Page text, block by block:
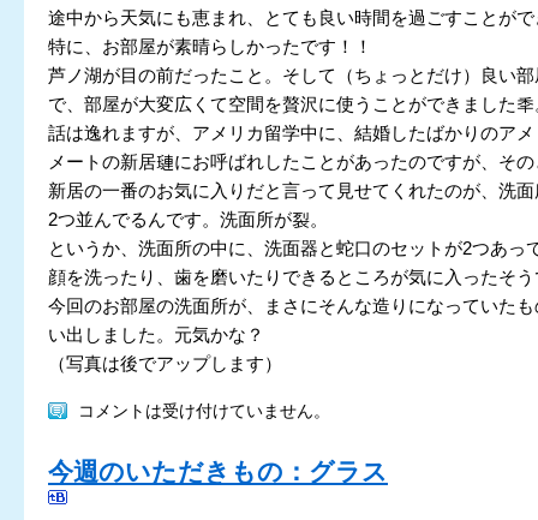
途中から天気にも恵まれ、とても良い時間を過ごすことが
特に、お部屋が素晴らしかったです！！
芦ノ湖が目の前だったこと。そして（ちょっとだけ）良い
で、部屋が大変広くて空間を贅沢に使うことができました秊
話は逸れますが、アメリカ留学中に、結婚したばかりのア
メートの新居璉にお呼ばれしたことがあったのですが、そ
新居の一番のお気に入りだと言って見せてくれたのが、洗
2つ並んでるんです。洗面所が裂。
というか、洗面所の中に、洗面器と蛇口のセットが2つあっ
顔を洗ったり、歯を磨いたりできるところが気に入ったそ
今回のお部屋の洗面所が、まさにそんな造りになっていた
い出しました。元気かな？
（写真は後でアップします）
コメントは受け付けていません。
今週のいただきもの：グラス